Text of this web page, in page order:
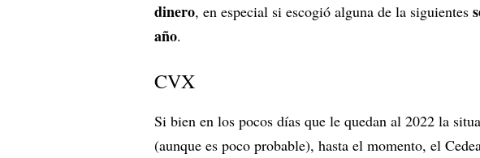
dinero, en especial si escogió alguna de la siguientes
año.
CVX
Si bien en los pocos días que le quedan al 2022 la
(aunque es poco probable), hasta el momento, el